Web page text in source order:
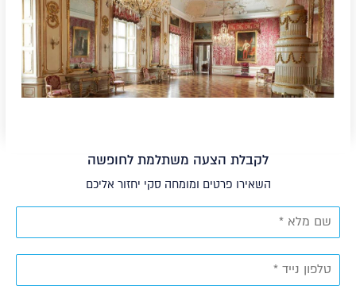
לקבלת הצעה משתלמת לחופשה
השאירו פרטים ומומחה סקי יחזור אליכם